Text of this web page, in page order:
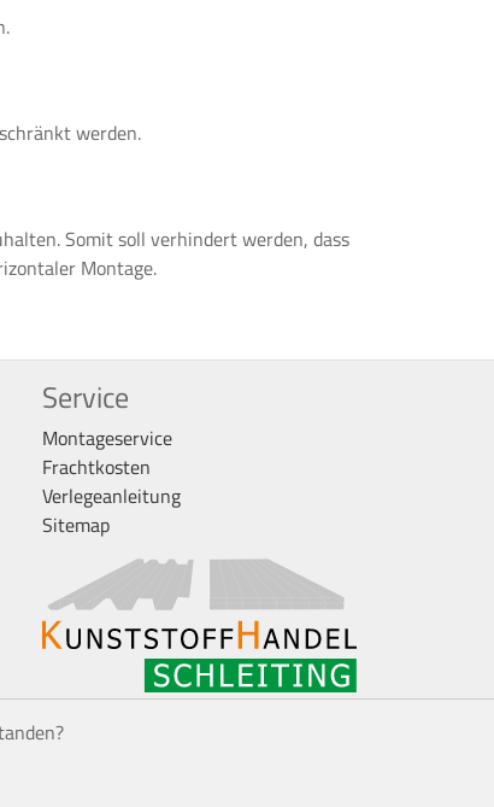
werden.
Somit soll verhindert werden, dass
Montage.
Service
Montageservice
Frachtkosten
Verlegeanleitung
Sitemap